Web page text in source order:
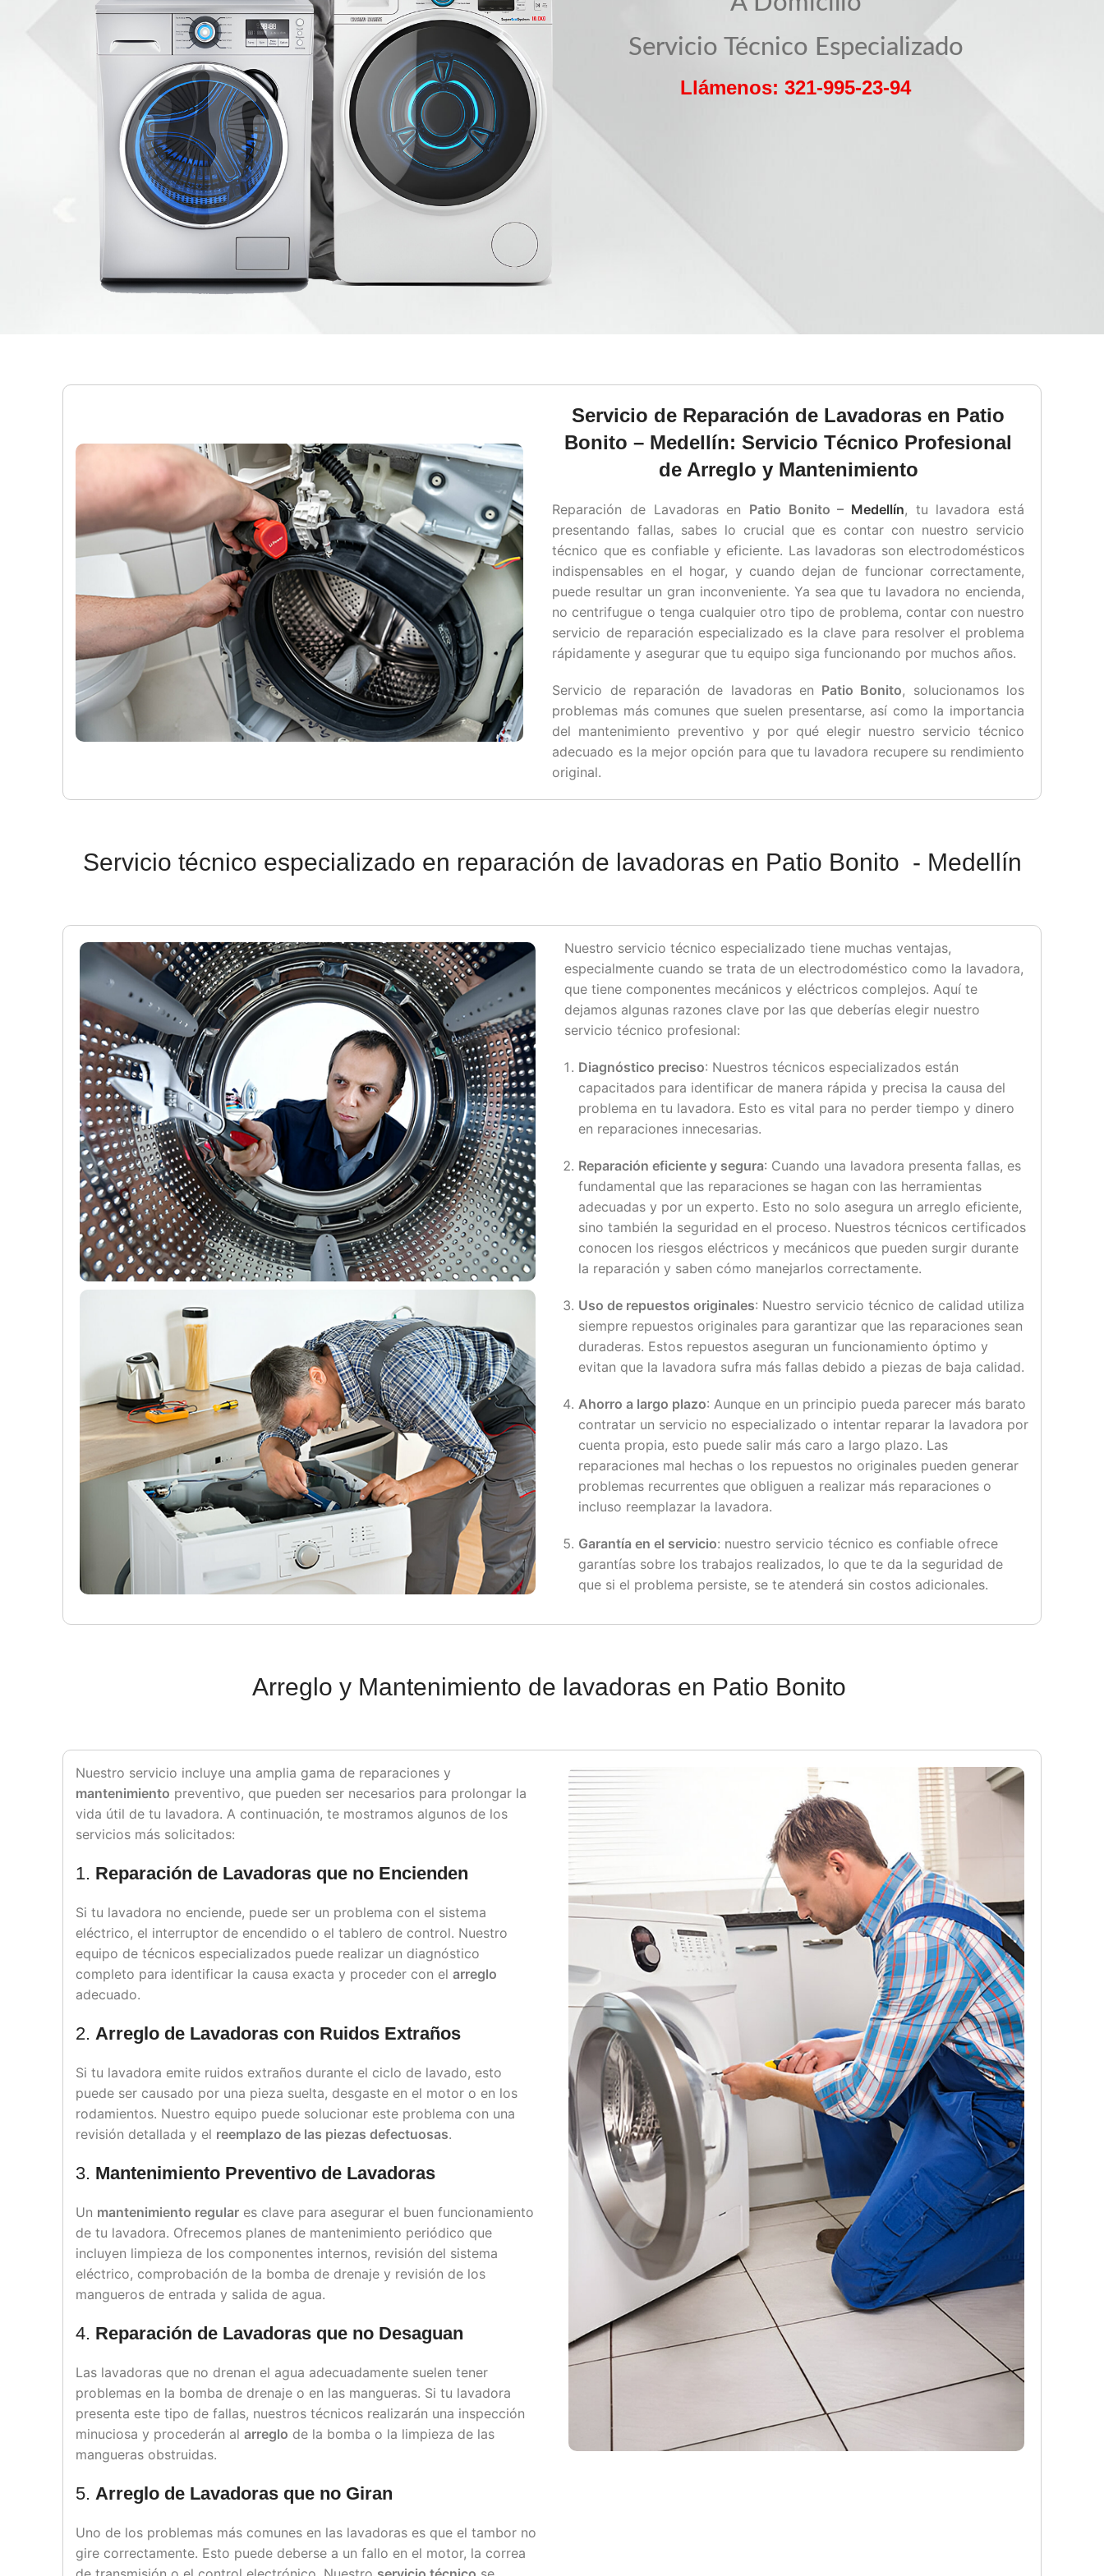
Servicio Técnico Especializado
Llámenos: 321-995-23-94
Servicio de Reparación de Lavadoras en Patio
Bonito – Medellín: Servicio Técnico Profesional
de Arreglo y Mantenimiento
Reparación de Lavadoras en Patio Bonito – Medellín, tu lavadora está
presentando fallas, sabes lo crucial que es contar con nuestro servicio
técnico que es confiable y eficiente. Las lavadoras son electrodomésticos
indispensables en el hogar, y cuando dejan de funcionar correctamente,
puede resultar un gran inconveniente. Ya sea que tu lavadora no encienda,
no centrifugue o tenga cualquier otro tipo de problema, contar con nuestro
servicio de reparación especializado es la clave para resolver el problema
rápidamente y asegurar que tu equipo siga funcionando por muchos años.
Servicio de reparación de lavadoras en Patio Bonito, solucionamos los
problemas más comunes que suelen presentarse, así como la importancia
del mantenimiento preventivo y por qué elegir nuestro servicio técnico
adecuado es la mejor opción para que tu lavadora recupere su rendimiento
original.
Servicio técnico especializado en reparación de lavadoras en Patio Bonito - Medellín
Nuestro servicio técnico especializado tiene muchas ventajas,
especialmente cuando se trata de un electrodoméstico como la lavadora,
que tiene componentes mecánicos y eléctricos complejos. Aquí te
dejamos algunas razones clave por las que deberías elegir nuestro
servicio técnico profesional:
Diagnóstico preciso: Nuestros técnicos especializados están
capacitados para identificar de manera rápida y precisa la causa del
problema en tu lavadora. Esto es vital para no perder tiempo y dinero
en reparaciones innecesarias.
Reparación eficiente y segura: Cuando una lavadora presenta fallas, es
fundamental que las reparaciones se hagan con las herramientas
adecuadas y por un experto. Esto no solo asegura un arreglo eficiente,
sino también la seguridad en el proceso. Nuestros técnicos certificados
conocen los riesgos eléctricos y mecánicos que pueden surgir durante
la reparación y saben cómo manejarlos correctamente.
Uso de repuestos originales: Nuestro servicio técnico de calidad utiliza
siempre repuestos originales para garantizar que las reparaciones sean
duraderas. Estos repuestos aseguran un funcionamiento óptimo y
evitan que la lavadora sufra más fallas debido a piezas de baja calidad.
Ahorro a largo plazo: Aunque en un principio pueda parecer más barato
contratar un servicio no especializado o intentar reparar la lavadora por
cuenta propia, esto puede salir más caro a largo plazo. Las
reparaciones mal hechas o los repuestos no originales pueden generar
problemas recurrentes que obliguen a realizar más reparaciones o
incluso reemplazar la lavadora.
Garantía en el servicio: nuestro servicio técnico es confiable ofrece
garantías sobre los trabajos realizados, lo que te da la seguridad de
que si el problema persiste, se te atenderá sin costos adicionales.
Arreglo y Mantenimiento de lavadoras en Patio Bonito
Nuestro servicio incluye una amplia gama de reparaciones y
mantenimiento preventivo, que pueden ser necesarios para prolongar la
vida útil de tu lavadora. A continuación, te mostramos algunos de los
servicios más solicitados:
1. Reparación de Lavadoras que no Encienden
Si tu lavadora no enciende, puede ser un problema con el sistema
eléctrico, el interruptor de encendido o el tablero de control. Nuestro
equipo de técnicos especializados puede realizar un diagnóstico
completo para identificar la causa exacta y proceder con el arreglo
adecuado.
2. Arreglo de Lavadoras con Ruidos Extraños
Si tu lavadora emite ruidos extraños durante el ciclo de lavado, esto
puede ser causado por una pieza suelta, desgaste en el motor o en los
rodamientos. Nuestro equipo puede solucionar este problema con una
revisión detallada y el reemplazo de las piezas defectuosas.
3. Mantenimiento Preventivo de Lavadoras
Un mantenimiento regular es clave para asegurar el buen funcionamiento
de tu lavadora. Ofrecemos planes de mantenimiento periódico que
incluyen limpieza de los componentes internos, revisión del sistema
eléctrico, comprobación de la bomba de drenaje y revisión de los
mangueros de entrada y salida de agua.
4. Reparación de Lavadoras que no Desaguan
Las lavadoras que no drenan el agua adecuadamente suelen tener
problemas en la bomba de drenaje o en las mangueras. Si tu lavadora
presenta este tipo de fallas, nuestros técnicos realizarán una inspección
minuciosa y procederán al arreglo de la bomba o la limpieza de las
mangueras obstruidas.
5. Arreglo de Lavadoras que no Giran
Uno de los problemas más comunes en las lavadoras es que el tambor no
gire correctamente. Esto puede deberse a un fallo en el motor, la correa